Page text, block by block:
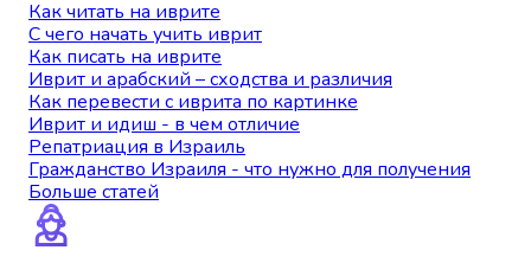
Как читать на иврите
С чего начать учить иврит
Как писать на иврите
Иврит и арабский – сходства и различия
Как перевести с иврита по картинке
Иврит и идиш - в чем отличие
Репатриация в Израиль
Гражданство Израиля - что нужно для получения
Больше статей